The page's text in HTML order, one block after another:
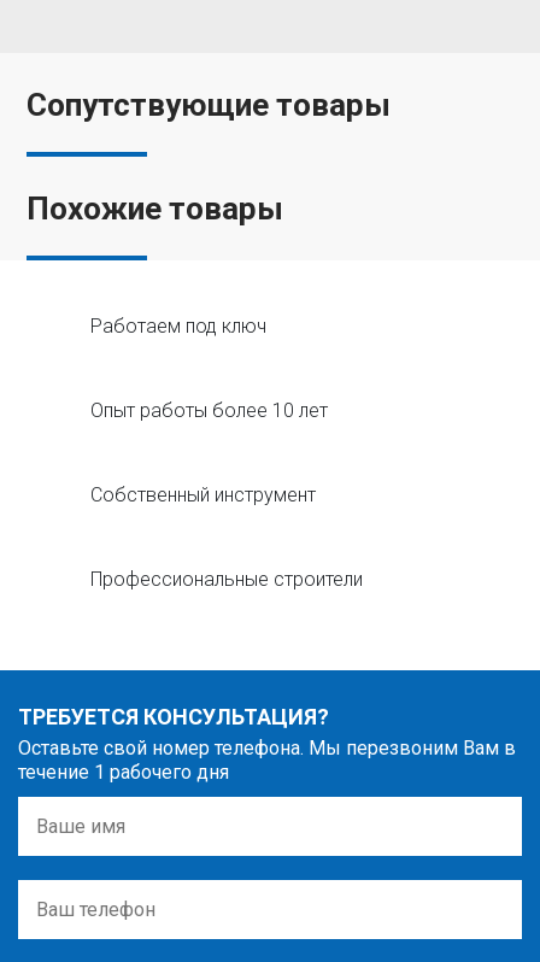
Сопутствующие товары
Похожие товары
Работаем под ключ
Опыт работы более 10 лет
Собственный инструмент
Профессиональные строители
ТРЕБУЕТСЯ КОНСУЛЬТАЦИЯ?
Оставьте свой номер телефона. Мы перезвоним Вам в
течение 1 рабочего дня